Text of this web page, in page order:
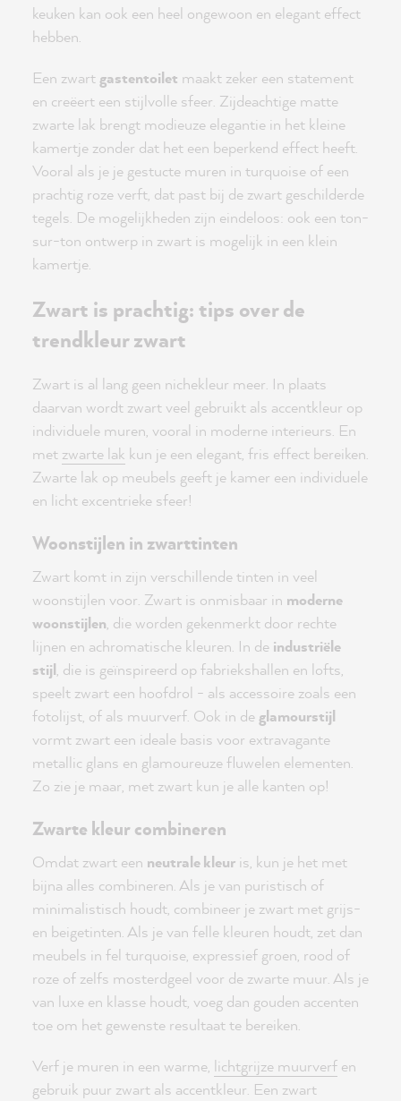
keuken kan ook een heel ongewoon en elegant effect
hebben.
Een zwart gastentoilet maakt zeker een statement
en creëert een stijlvolle sfeer. Zijdeachtige matte
zwarte lak brengt modieuze elegantie in het kleine
kamertje zonder dat het een beperkend effect heeft.
Vooral als je je gestucte muren in turquoise of een
prachtig roze verft, dat past bij de zwart geschilderde
tegels. De mogelijkheden zijn eindeloos: ook een ton-
sur-ton ontwerp in zwart is mogelijk in een klein
kamertje.
Zwart is prachtig: tips over de
trendkleur zwart
Zwart is al lang geen nichekleur meer. In plaats
daarvan wordt zwart veel gebruikt als accentkleur op
individuele muren, vooral in moderne interieurs. En
met zwarte lak kun je een elegant, fris effect bereiken.
Zwarte lak op meubels geeft je kamer een individuele
en licht excentrieke sfeer!
Woonstijlen in zwarttinten
Zwart komt in zijn verschillende tinten in veel
woonstijlen voor. Zwart is onmisbaar in moderne
woonstijlen, die worden gekenmerkt door rechte
lijnen en achromatische kleuren. In de industriële
stijl, die is geïnspireerd op fabriekshallen en lofts,
speelt zwart een hoofdrol - als accessoire zoals een
fotolijst, of als muurverf. Ook in de glamourstijl
vormt zwart een ideale basis voor extravagante
metallic glans en glamoureuze fluwelen elementen.
Zo zie je maar, met zwart kun je alle kanten op!
Zwarte kleur combineren
Omdat zwart een neutrale kleur is, kun je het met
bijna alles combineren. Als je van puristisch of
minimalistisch houdt, combineer je zwart met grijs-
en beigetinten. Als je van felle kleuren houdt, zet dan
meubels in fel turquoise, expressief groen, rood of
roze of zelfs mosterdgeel voor de zwarte muur. Als je
van luxe en klasse houdt, voeg dan gouden accenten
toe om het gewenste resultaat te bereiken.
Verf je muren in een warme, lichtgrijze muurverf en
gebruik puur zwart als accentkleur. Een zwart